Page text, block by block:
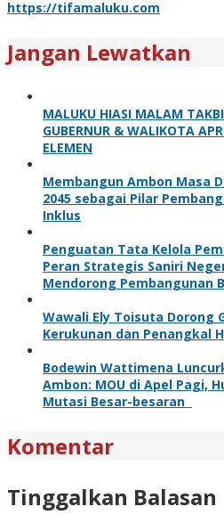
https://tifamaluku.com
Jangan Lewatkan
MALUKU HIASI MALAM
GUBERNUR & WALIKOTA
ELEMEN
Membangun Ambon Masa
2045 sebagai Pilar
Inklus
Penguatan Tata Kelola
Peran Strategis Saniri
Mendorong Pembangunan
Wawali Ely Toisuta Dorong
Kerukunan dan Penangkal
Bodewin Wattimena
Ambon: MOU di Apel Pagi,
Mutasi Besar-besaran
Komentar
Tinggalkan Balasan